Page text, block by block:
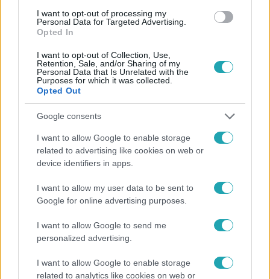
I want to opt-out of processing my
Personal Data for Targeted Advertising.
Opted In
I want to opt-out of Collection, Use,
Retention, Sale, and/or Sharing of my
Personal Data that Is Unrelated with the
Purposes for which it was collected.
Opted Out
Google consents
I want to allow Google to enable storage
related to advertising like cookies on web or
device identifiers in apps.
I want to allow my user data to be sent to
Google for online advertising purposes.
I want to allow Google to send me
personalized advertising.
I want to allow Google to enable storage
related to analytics like cookies on web or
EGZOTIKUS ÁLLAT # ÁLLATTARTÁS
Népszerű